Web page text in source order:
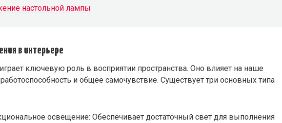
настольной лампы
в интерьере
ключевую роль в восприятии пространства. Оно влияет на наше
работоспособность и общее самочувствие. Существует три основных типа
освещение: Обеспечивает достаточный свет для выполнения